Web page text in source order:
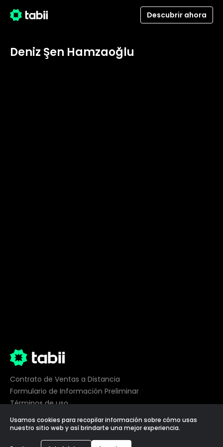
Descubrir ahora
Deniz Şen Hamzaoğlu
Contrato de Ventas a Distancia
Formulario de Información Preliminar
Términos de uso
Privacidad
Preferencias de cookies
Usamos cookies para recopilar información sobre cómo usas
nuestro sitio web y así brindarte una mejor experiencia.